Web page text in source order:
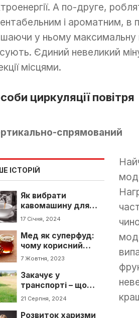
А по-друге,
і ароматним, в
у ньому максимальну
Єдиний невеликий
місцями.
циркуляції повітря
спрямований
ІСТОРІЙ
Як вибрати
кавомашину для
дому? ТОП кращих
17 Січня, 2024
Мед як суперфуд:
чому корисний
мед, які існують
ціна на мед у 2023
році
7 Жовтня, 2023
Закачує у
транспорті – що
робити? Поради та
закачування
21 Серпня, 2024
Розвиток харизми